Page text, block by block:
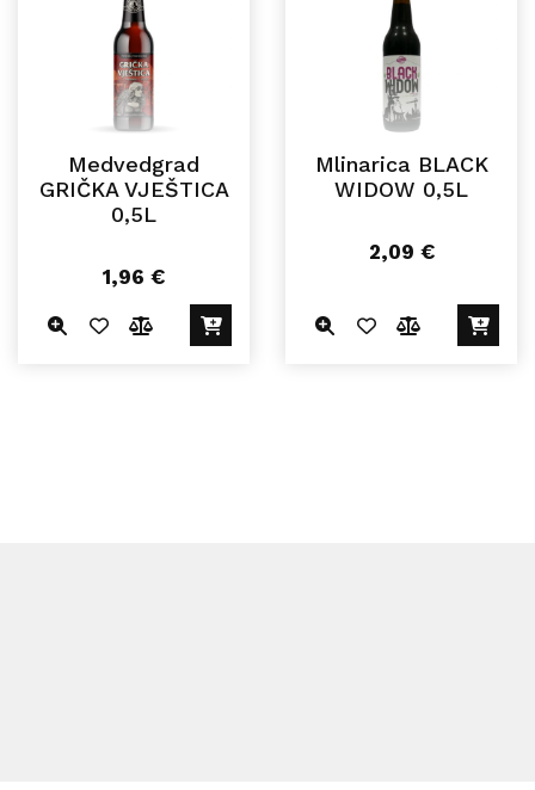
Medvedgrad
GRIČKA VJEŠTICA
0,5L
1,96 €
Mlinarica BLACK
WIDOW 0,5L
2,09 €